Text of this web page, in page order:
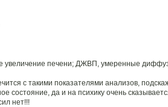
увеличение печени; ДЖВП, умеренные
с такими показателями анализов,
состояние, да и на психику очень
нет!!!